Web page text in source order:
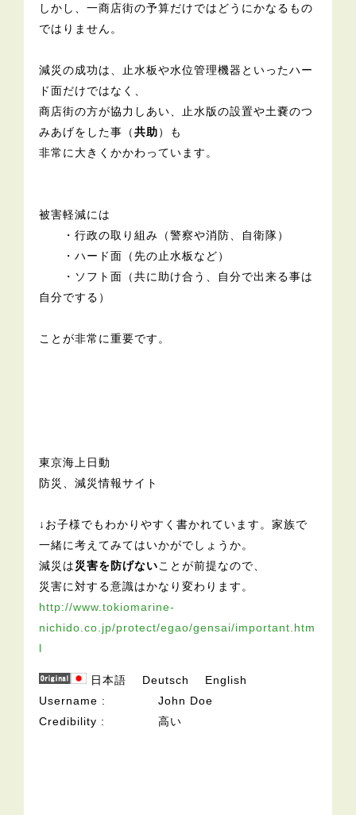
しかし、一商店街の予算だけではどうにかなるもの
ではりません。
減災の成功は、止水板や水位管理機器といったハー
ド面だけではなく、
商店街の方が協力しあい、止水版の設置や土嚢のつ
みあげをした事（共助）も
非常に大きくかかわっています。
被害軽減には
・行政の取り組み（警察や消防、自衛隊）
・ハード面（先の止水板など）
・ソフト面（共に助け合う、自分で出来る事は
自分でする）
ことが非常に重要です。
東京海上日動
防災、減災情報サイト
↓お子様でもわかりやすく書かれています。家族で
一緒に考えてみてはいかがでしょうか。
減災は災害を防げないことが前提なので、
災害に対する意識はかなり変わります。
http://www.tokiomarine-
nichido.co.jp/protect/egao/gensai/important.htm
l
日本語 Deutsch
English
Username
John Doe
Credibility
高い